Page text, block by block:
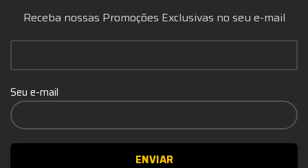
Receba nossas Promoções Exclusivas no seu e-mail
Seu e-mail